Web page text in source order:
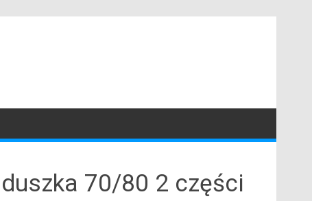
70/80 2 części